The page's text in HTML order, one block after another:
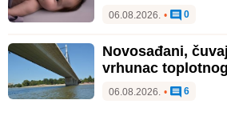
06.08.2026. • 0
Novosađani,
vrhunac
06.08.2026. • 6